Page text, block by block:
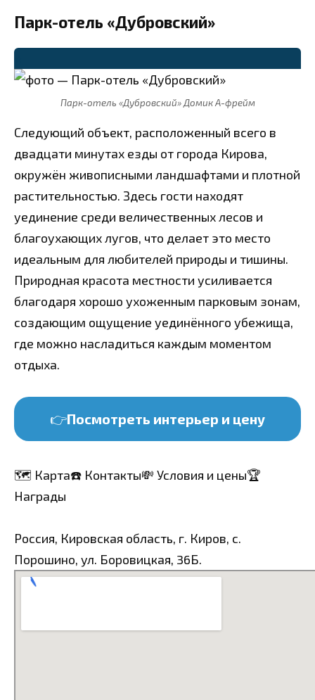
Парк-отель «Дубровский»
Парк-отель «Дубровский» Домик А-фрейм
Следующий объект, расположенный всего в
двадцати минутах езды от города Кирова,
окружён живописными ландшафтами и плотной
растительностью. Здесь гости находят
уединение среди величественных лесов и
благоухающих лугов, что делает это место
идеальным для любителей природы и тишины.
Природная красота местности усиливается
благодаря хорошо ухоженным парковым зонам,
создающим ощущение уединённого убежища,
где можно насладиться каждым моментом
отдыха.
👉Посмотреть интерьер и цену
🗺️ Карта☎️ Контакты💸 Условия и цены🏆
Награды
Россия, Кировская область, г. Киров, с.
Порошино, ул. Боровицкая, 36Б.